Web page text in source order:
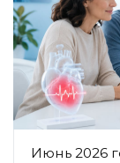
Июнь 2026